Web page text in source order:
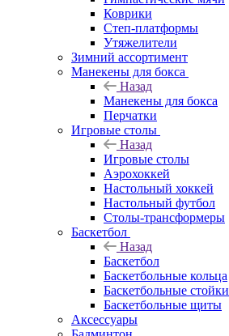
Коврики
Степ-платформы
Утяжелители
Зимний ассортимент
Манекены для бокса
Назад
Манекены для бокса
Перчатки
Игровые столы
Назад
Игровые столы
Аэрохоккей
Настольный хоккей
Настольный футбол
Столы-трансформеры
Баскетбол
Назад
Баскетбол
Баскетбольные кольца
Баскетбольные стойки
Баскетбольные щиты
Аксессуары